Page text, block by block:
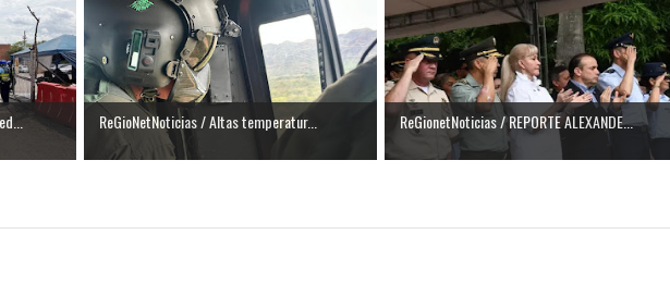
ReGioNetNoticias / Altas temperatur... ReGionetNoticias / REPORTE ALEXANDE...